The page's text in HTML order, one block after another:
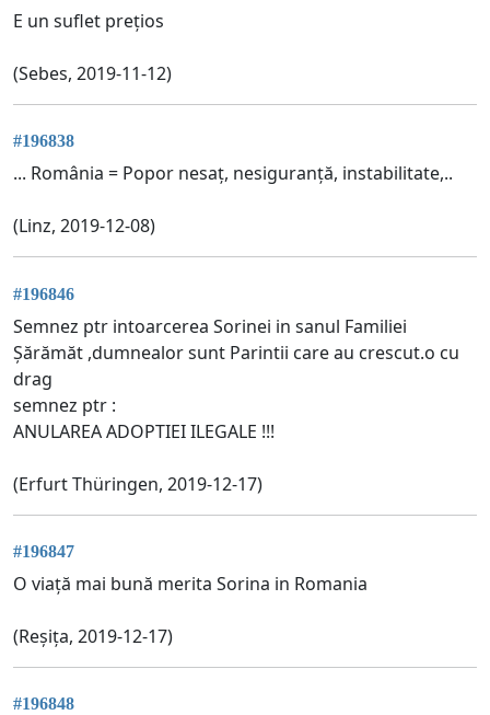
E un suflet prețios
(Sebes, 2019-11-12)
#196838
... România = Popor nesaț, nesiguranță, instabilitate,..
(Linz, 2019-12-08)
#196846
Semnez ptr intoarcerea Sorinei in sanul Familiei
Șărămăt ,dumnealor sunt Parintii care au crescut.o cu
drag
semnez ptr :
ANULAREA ADOPTIEI ILEGALE !!!
(Erfurt Thüringen, 2019-12-17)
#196847
O viață mai bună merita Sorina in Romania
(Reșița, 2019-12-17)
#196848